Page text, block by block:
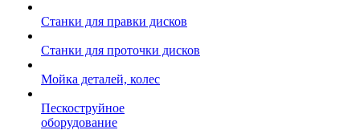
Станки для правки дисков
Станки для проточки дисков
Мойка деталей, колес
Пескоструйное
оборудование